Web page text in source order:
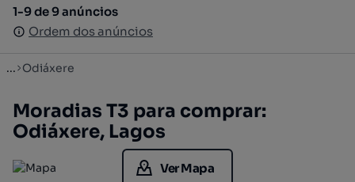
1-9 de 9 anúncios
Ordem dos anúncios
1-9 de 9 anúncios
Ordem dos anúncios
... Odiáxere
Moradias T3 para comprar:
Odiáxere, Lagos
Ver Mapa